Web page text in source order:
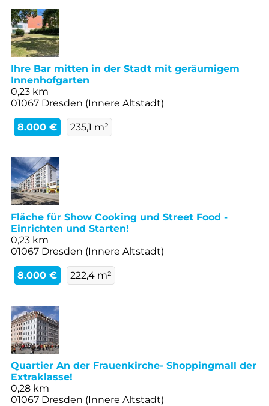
Ihre Bar mitten in der Stadt mit geräumigem
Innenhofgarten
0,23 km
01067 Dresden (Innere Altstadt)
8.000 € 235,1 m²
Fläche für Show Cooking und Street Food -
Einrichten und Starten!
0,23 km
01067 Dresden (Innere Altstadt)
8.000 € 222,4 m²
Quartier An der Frauenkirche- Shoppingmall der
Extraklasse!
0,28 km
01067 Dresden (Innere Altstadt)